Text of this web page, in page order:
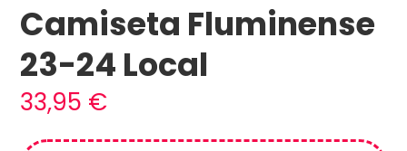
Camiseta Fluminense
23-24 Local
33,95 €